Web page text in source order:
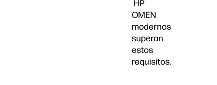
HP
OMEN
modernos
superan
estos
requisitos.